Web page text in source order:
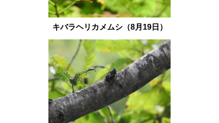
キバラヘリカメムシ（8月19日）